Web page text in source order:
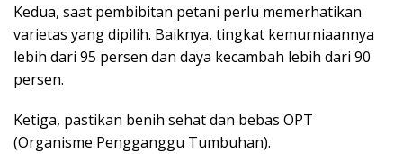
Kedua, saat pembibitan petani perlu memerhatikan
varietas yang dipilih. Baiknya, tingkat kemurniaannya
lebih dari 95 persen dan daya kecambah lebih dari 90
persen.
Ketiga, pastikan benih sehat dan bebas OPT
(Organisme Pengganggu Tumbuhan).